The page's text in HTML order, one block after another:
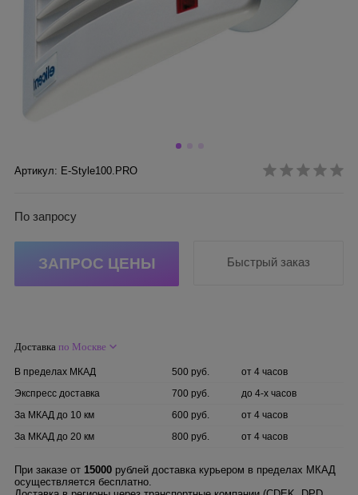
Артикул: E-Style100.PRO
По запросу
ЗАПРОС ЦЕНЫ Быстрый заказ
Доставка по Москве
В пределах МКАД 500 руб.
от 4 часов
Экспресс доставка
700 руб.
до 4-х часов
За МКАД до 10 км
600 руб.
от 4 часов
За МКАД до 20 км
800 руб. от 4 часов
При заказе от 15000 рублей доставка курьером в пределах МКАД
осуществляется бесплатно.